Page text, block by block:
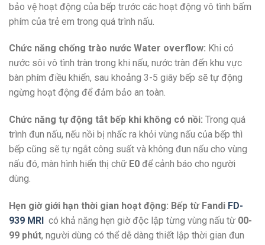
bảo vệ hoạt động của bếp trước các hoạt động vô tình bấm
phím của trẻ em trong quá trình nấu.
Chức năng chống trào nước Water overflow: Khi có
nước sôi vô tình tràn trong khi nấu, nước tràn đến khu vực
bàn phím điều khiển, sau khoảng 3-5 giây bếp sẽ tự động
ngừng hoạt động để đảm bảo an toàn.
Chức năng tự động tắt bếp khi không có nồi: Trong quá
trình đun nấu, nếu nồi bị nhấc ra khỏi vùng nấu của bếp thì
bếp cũng sẽ tự ngắt công suất và không đun nấu cho vùng
nấu đó, màn hình hiển thị chữ E0 để cảnh báo cho người
dùng.
Hẹn giờ giới hạn thời gian hoạt động: Bếp từ Fandi FD-
939 MRI có khả năng hẹn giờ độc lập từng vùng nấu từ 00-
99 phút, người dùng có thể dễ dàng thiết lập thời gian đun